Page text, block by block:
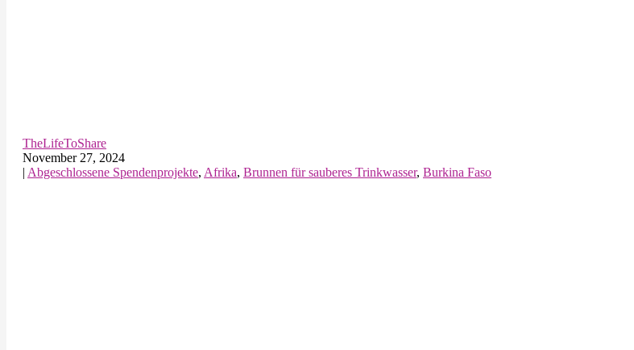
TheLifeToShare
November 27, 2024
| Abgeschlossene Spendenprojekte, Afrika, Brunnen für sauberes Trinkwasser, Burkina Faso